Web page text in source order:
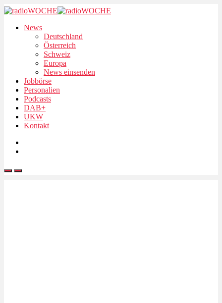
News
Deutschland
Österreich
Schweiz
Europa
News einsenden
Jobbörse
Personalien
Podcasts
DAB+
UKW
Kontakt